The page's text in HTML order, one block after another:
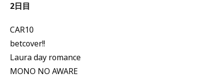
2日目
CAR10
betcover!!
Laura day romance
MONO NO AWARE